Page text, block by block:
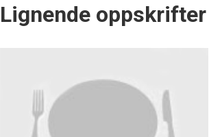
Lignende oppskrifter